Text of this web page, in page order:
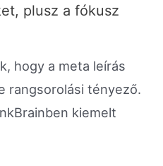
plusz a fókusz
hogy a meta leírás
rangsorolási tényező.
kiemelt